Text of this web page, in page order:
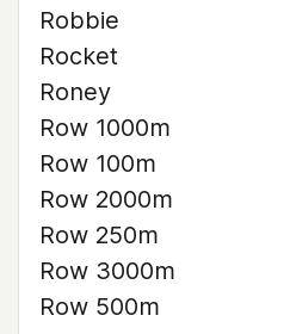
Robbie
Rocket
Roney
Row 1000m
Row 100m
Row 2000m
Row 250m
Row 3000m
Row 500m